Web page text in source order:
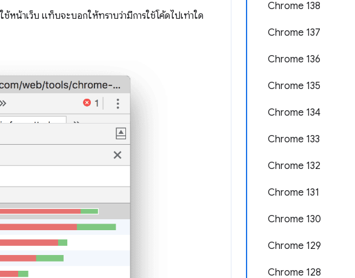
Chrome 138
Chrome 137
Chrome 136
Chrome 135
Chrome 134
Chrome 133
Chrome 132
Chrome 131
Chrome 130
Chrome 129
Chrome 128
ช้หน้าเว็บ แท็บจะบอกให้ทราบว่ามีการใช้โค้ดไปเท่าใด